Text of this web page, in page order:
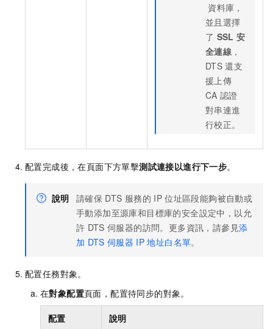
資料庫，
並且選擇
了 SSL 安
全連線 ，
DTS 還支
援上傳
CA 認證
對串連進
行校正。
配置完成後，在頁面下方單擊測試連接以進行下一步。
說明 請確保 DTS 服務的 IP 位址區段能夠被自動或
手動添加至源庫和目標庫的安全設定中，以允
許 DTS 伺服器的訪問。更多資訊，請參見添
加 DTS 伺服器 IP 地址白名單。
配置任務對象。
在對象配置頁面，配置待同步的對象。
配置 說明